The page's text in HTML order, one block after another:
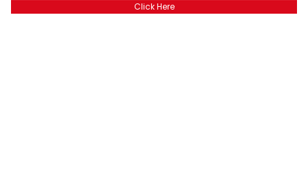
Click Here